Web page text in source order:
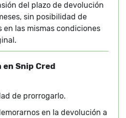
del plazo de devolución
sin posibilidad de
en las mismas condiciones
en Snip Cred
de prorrogarlo.
en la devolución a